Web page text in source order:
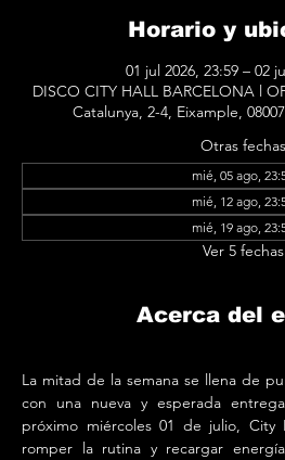
Horario y
01 jul 2026, 23:59 – 02
DISCO CITY HALL BARCELONA l
Catalunya, 2-4, Eixample,
Otras fechas
mié, 05 ago,
mié, 12 ago,
mié, 19 ago,
Ver 5 fechas
Acerca del
La mitad de la semana se llena de
con una nueva y esperada
próximo miércoles 01 de julio, City
romper la rutina y recargar